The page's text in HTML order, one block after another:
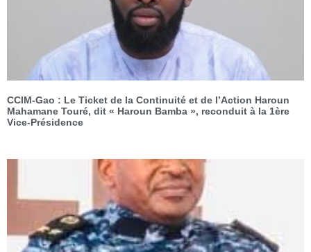
CCIM-Gao : Le Ticket de la Continuité et de l’Action Haroun
Mahamane Touré, dit « Haroun Bamba », reconduit à la 1ère
Vice-Présidence